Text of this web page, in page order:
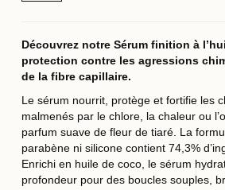
Découvrez notre Sérum finition à
protection contre les agressions
de la fibre capillaire.
Le sérum nourrit, protège et fortifie les
malmenés par le chlore, la chaleur ou
parfum suave de fleur de tiaré. La
parabène ni silicone contient 74,3%
Enrichi en huile de coco, le sérum
profondeur pour des boucles souples,